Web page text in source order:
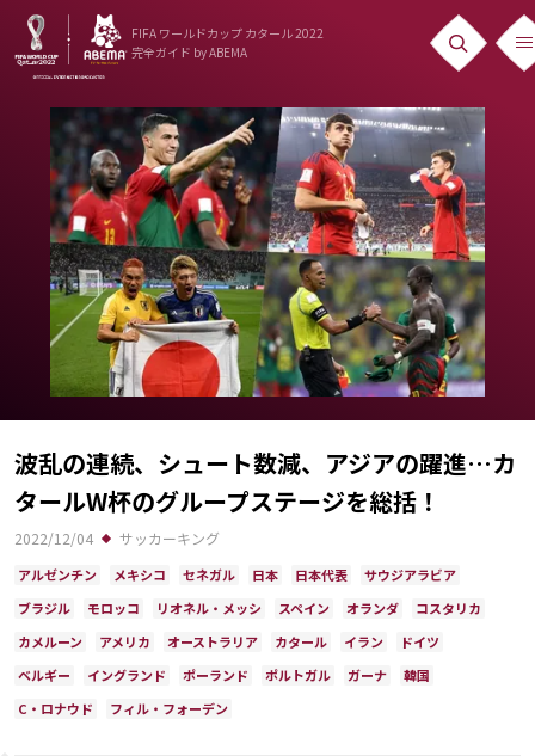
FIFA ワールドカップ カタール 2022
完全ガイド by ABEMA
ニュース
News
出場国
Teams
日本代表
Team Japan
日程・結果
Schedule
ランキング
Ranking
大会について
About
波乱の連続、シュート数減、アジアの躍進…カ
タールW杯のグループステージを総括！
2022/12/04 サッカーキング
アルゼンチン メキシコ セネガル 日本 日本代表
サウジアラビア
ブラジル
モロッコ リオネル・メッシ スペイン オランダ
コスタリカ
カメルーン
アメリカ オーストラリア カタール イラン
ドイツ
ベルギー
イングランド ポーランド ポルトガル ガーナ
韓国
C・ロナウド
フィル・フォーデン